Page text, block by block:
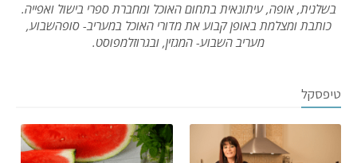
בשלנית, אופה, עיתונאית בתחום האוכל ומחברת ספרי בישול ואפייה.
כותבת ומצלמת באופן קבוע את מדורי האוכל במעריב- סופהשבוע,
מעריב השבוע- המגזין, ובגרוזלמפוסט.
טיפסקל